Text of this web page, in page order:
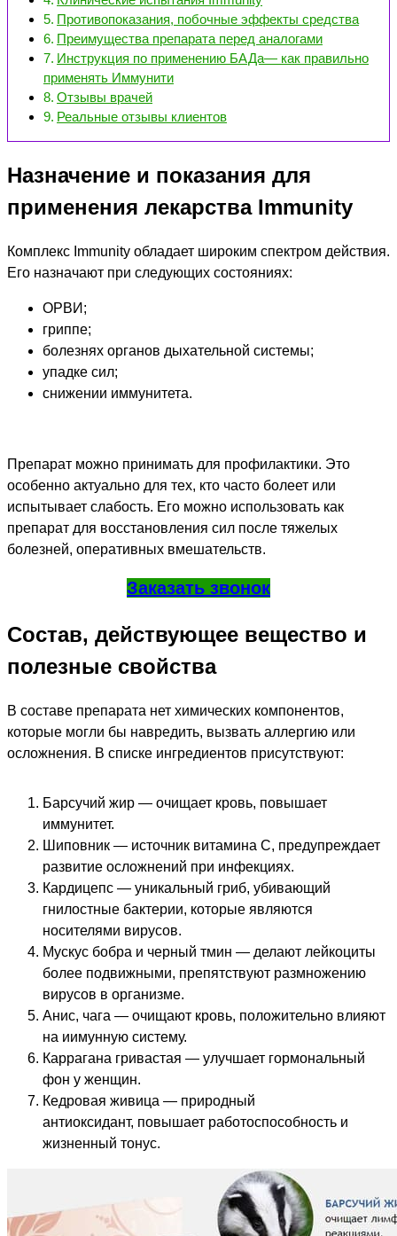
Противопоказания, побочные эффекты средства
Преимущества препарата перед аналогами
Инструкция по применению БАДа— как правильно
применять Иммунити
Отзывы врачей
Реальные отзывы клиентов
Назначение и показания для
применения лекарства Immunity
Комплекс Immunity обладает широким спектром действия.
Его назначают при следующих состояниях:
ОРВИ;
гриппе;
болезнях органов дыхательной системы;
упадке сил;
снижении иммунитета.
Препарат можно принимать для профилактики. Это
особенно актуально для тех, кто часто болеет или
испытывает слабость. Его можно использовать как
препарат для восстановления сил после тяжелых
болезней, оперативных вмешательств.
Заказать звонок
Состав, действующее вещество и
полезные свойства
В составе препарата нет химических компонентов,
которые могли бы навредить, вызвать аллергию или
осложнения. В списке ингредиентов присутствуют:
Барсучий жир — очищает кровь, повышает
иммунитет.
Шиповник — источник витамина С, предупреждает
развитие осложнений при инфекциях.
Кардицепс — уникальный гриб, убивающий
гнилостные бактерии, которые являются
носителями вирусов.
Мускус бобра и черный тмин — делают лейкоциты
более подвижными, препятствуют размножению
вирусов в организме.
Анис, чага — очищают кровь, положительно влияют
на иимунную систему.
Каррагана гривастая — улучшает гормональный
фон у женщин.
Кедровая живица — природный
антиоксидант, повышает работоспособность и
жизненный тонус.